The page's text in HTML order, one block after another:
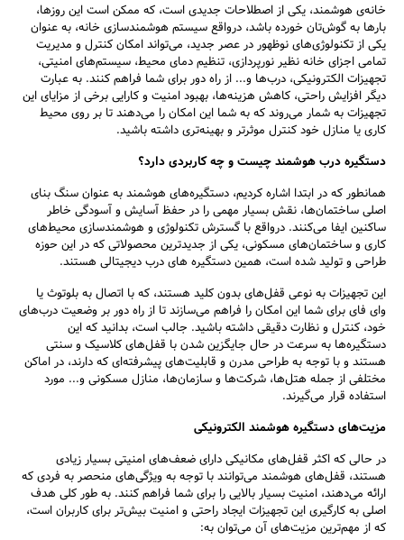
جستجو
خانه‌ی هوشمند، یکی از اصطلاحات جدیدی است، که ممکن است این روزها،
بارها به گوش‌تان خورده باشد، درواقع سیستم هوشمندسازی خانه، به عنوان
یکی از تکنولوژی‌های نوظهور در عصر جدید، می‌تواند امکان کنترل و مدیریت
تمامی اجزای خانه نظیر نورپردازی، تنظیم دمای محیط، سیستم‌های امنیتی،
تجهیزات الکترونیکی، درب‌ها و... از راه دور برای شما فراهم کنند. به عبارت
دیگر افزایش راحتی، کاهش هزینه‌ها، بهبود امنیت و کارایی برخی از مزایای این
تجهیزات به شمار می‌روند که به شما این امکان را می‌دهند تا بر روی محیط
کاری یا منازل خود کنترل موثر‌تر و بهینه‌تری داشته باشید.
دستگیره درب هوشمند چیست و چه کاربردی دارد؟
همانطور که در ابتدا اشاره کردیم، دستگیره‌های هوشمند به عنوان سنگ بنای
اصلی ساختمان‌ها، نقش بسیار مهمی را در حفظ آسایش و آسودگی خاطر
ساکنین ایفا می‌کنند. درواقع با گسترش تکنولوژی و هوشمندسازی محیط‌های
کاری و ساختمان‌های مسکونی، یکی از جدیدترین محصولاتی که در این حوزه
طراحی و تولید شده است، همین دستگیره های درب دیجیتالی هستند.
این تجهیزات به نوعی قفل‌های بدون کلید هستند، که با اتصال به بلوتوث یا
وای فای برای شما این امکان را فراهم می‌سازند تا از راه دور بر وضعیت درب‌های
خود، کنترل و نظارت دقیقی داشته باشید. جالب است، بدانید که این
دستگیره‌ها به سرعت در حال جایگزین شدن با قفل‌های کلاسیک و سنتی
هستند و با توجه به طراحی مدرن و قابلیت‌های پیشرفته‌ای که دارند، در اماکن
مختلفی از جمله هتل‌ها، شرکت‌ها و سازمان‌ها، منازل مسکونی و... مورد
استفاده قرار می‌گیرند.
مزیت‌های دستگیره هوشمند الکترونیکی
در حالی که اکثر قفل‌های مکانیکی دارای ضعف‌های امنیتی بسیار زیادی
هستند، قفل‌های هوشمند می‌توانند با توجه به ویژگی‌های منحصر به فردی که
ارائه می‌دهند، امنیت بسیار بالایی را برای شما فراهم کنند. به طور کلی هدف
اصلی به کارگیری این تجهیزات ایجاد راحتی و امنیت بیش‌تر برای کاربران است،
که از مهم‌ترین مزیت‌های آن می‌توان به: